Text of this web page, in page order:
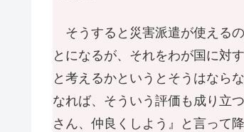
そうすると災害派遣が使える
とになるが、それをわが国に対
と考えるかというとそうはなら
なれば、そういう評価も成り立
さん、仲良くしよう』と言って